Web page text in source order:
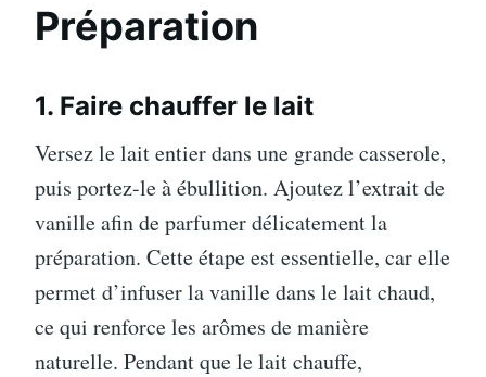
Préparation
1. Faire chauffer le lait
Versez le lait entier dans une grande casserole,
puis portez-le à ébullition. Ajoutez l’extrait de
vanille afin de parfumer délicatement la
préparation. Cette étape est essentielle, car elle
permet d’infuser la vanille dans le lait chaud,
ce qui renforce les arômes de manière
naturelle. Pendant que le lait chauffe,